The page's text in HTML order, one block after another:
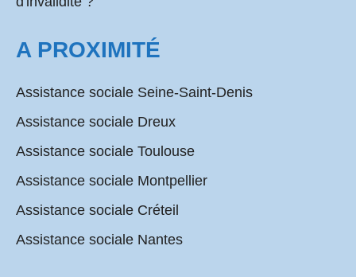
A PROXIMITÉ
Assistance sociale Seine-Saint-Denis
Assistance sociale Dreux
Assistance sociale Toulouse
Assistance sociale Montpellier
Assistance sociale Créteil
Assistance sociale Nantes